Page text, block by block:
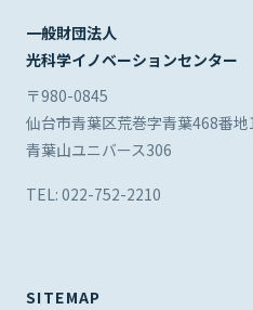
一般財団法人
光科学イノベーションセンター
〒980-0845
仙台市青葉区荒巻字青葉468番地
青葉山ユニバース306
TEL: 022-752-2210
SITEMAP